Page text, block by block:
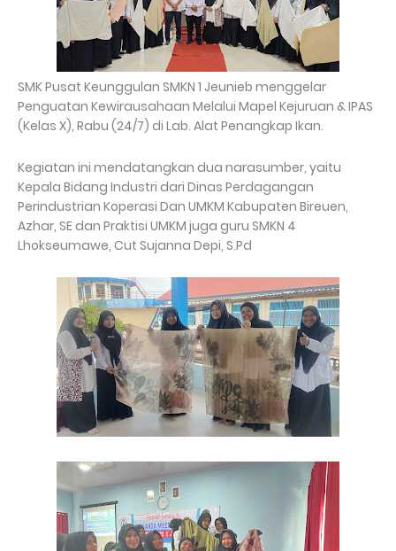
SMK Pusat Keunggulan SMKN 1 Jeunieb menggelar
Penguatan Kewirausahaan Melalui Mapel Kejuruan & IPAS
(Kelas X), Rabu (24/7) di Lab. Alat Penangkap Ikan.
Kegiatan ini mendatangkan dua narasumber, yaitu
Kepala Bidang Industri dari Dinas Perdagangan
Perindustrian Koperasi Dan UMKM Kabupaten Bireuen,
Azhar, SE dan Praktisi UMKM juga guru SMKN 4
Lhokseumawe, Cut Sujanna Depi, S.Pd